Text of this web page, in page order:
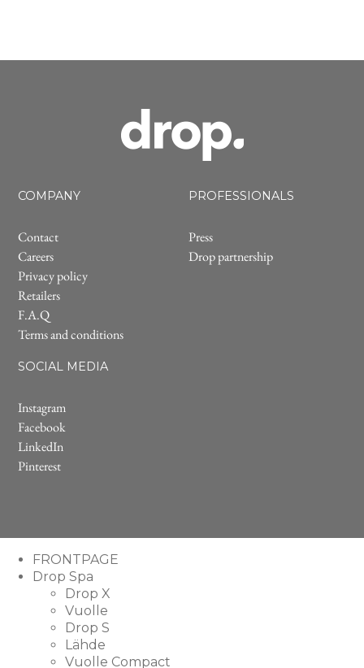
COMPANY
Contact
Careers
Privacy policy
Retailers
F.A.Q
Terms and conditions
PROFESSIONALS
Press
Drop partnership
SOCIAL MEDIA
Instagram
Facebook
LinkedIn
Pinterest
FRONTPAGE
Drop Spa
Drop X
Vuolle
Drop S
Lähde
Vuolle Compact